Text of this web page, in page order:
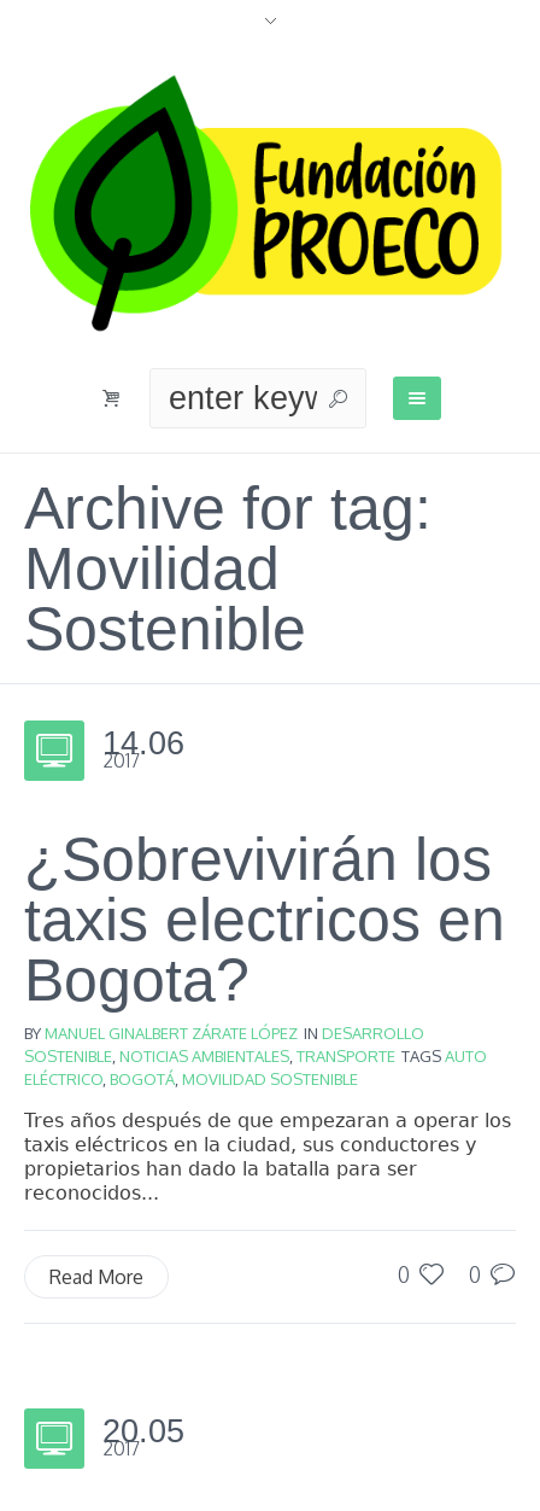
Archive for tag:
Movilidad
Sostenible
14.06
2017
¿Sobrevivirán los
taxis electricos en
Bogota?
BYMANUEL GINALBERT ZÁRATE LÓPEZ IN DESARROLLO
SOSTENIBLE NOTICIAS AMBIENTALES TRANSPORTE TAGSAUTO
ELÉCTRICO BOGOTÁ MOVILIDAD SOSTENIBLE
Tres años después de que empezaran a operar los
taxis eléctricos en la ciudad, sus conductores y
propietarios han dado la batalla para ser
reconocidos...
0 0
Read More
20.05
2017